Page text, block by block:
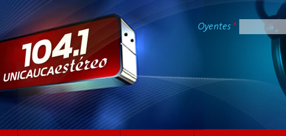
contenido
principal
Oyentes *